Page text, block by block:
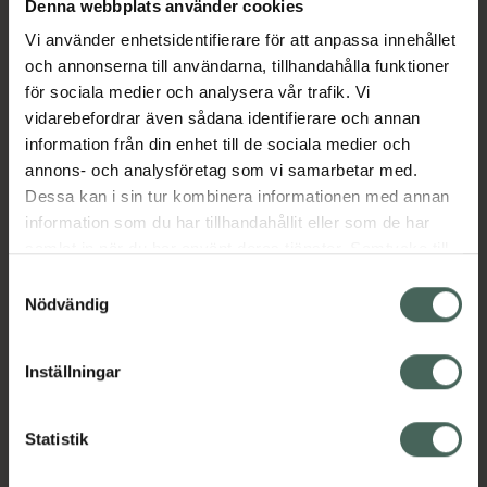
Denna webbplats använder cookies
Vi använder enhetsidentifierare för att anpassa innehållet
och annonserna till användarna, tillhandahålla funktioner
för sociala medier och analysera vår trafik. Vi
vidarebefordrar även sådana identifierare och annan
information från din enhet till de sociala medier och
annons- och analysföretag som vi samarbetar med.
Dessa kan i sin tur kombinera informationen med annan
information som du har tillhandahållit eller som de har
återkalla ditt samtycke via webbplatsens
cookieinställningar. Ett återkallat samtycke påverkar inte
lagligheten av behandling som skett innan återkallelsen.
Nödvändig
Inställningar
Statistik
till att reglera hudens naturliga
oljeproduktion, tillför fukt till huden, samtidigt
som den stärker hudens skikt. Oljan passar till
alla hudtyper, särskilt blandhy. Oljas karaktär
verkar både upplyftande på sinnet samtidigt
som den skapar en avslappnad atmosfär. Den
kan hjälpa till att mjuka upp både yttre och
inre spänningar. Doftnot: mellannot.
Ursprungsland Indien.Blommig och frisk doft.
Jämförpris 12,90 kr/ml
Dofter och ljus Inredning
Innehåll Visa